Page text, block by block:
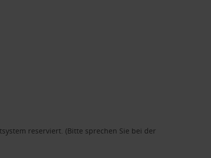
reserviert. (Bitte sprechen Sie bei der